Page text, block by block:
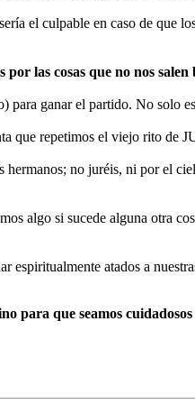
el culpable en caso de
las cosas que no nos
para ganar el partido. No
que repetimos el viejo rito de
hermanos; no juréis, ni por el
algo si sucede alguna otra
espiritualmente atados a
para que seamos